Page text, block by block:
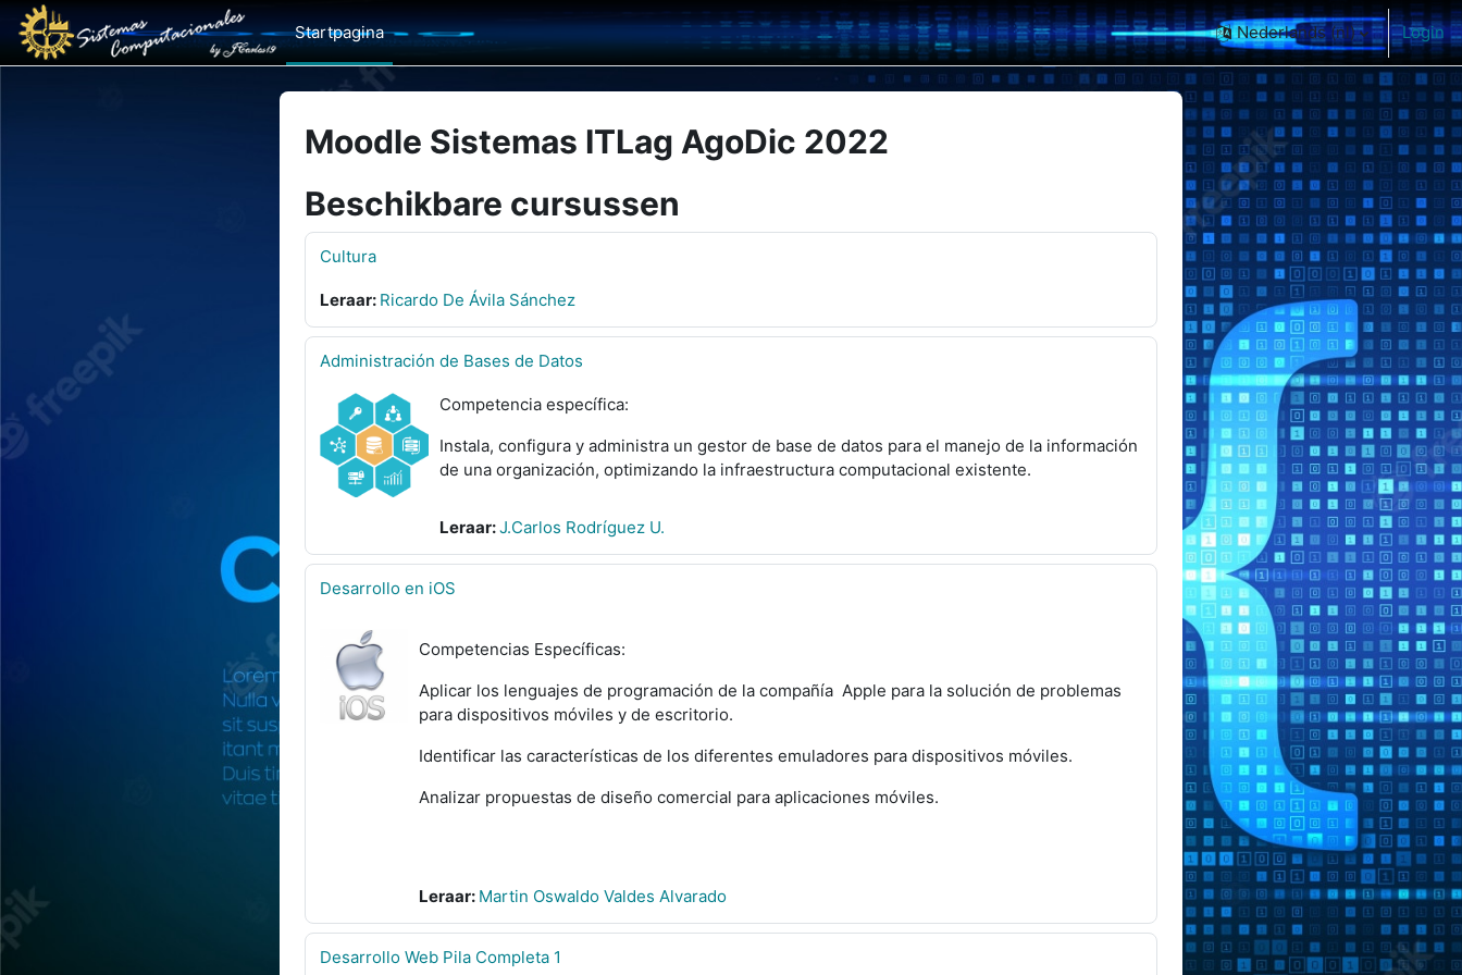
Ga naar hoofdinhoud
Startpagina
Nederlands ‎(nl)‎ Login
Moodle Sistemas ITLag AgoDic 2022
Beschikbare cursussen
Cultura
Leraar: Ricardo De Ávila Sánchez
Administración de Bases de Datos
Competencia específica:
Instala, configura y administra un gestor de base de datos para el manejo de la información
de una organización, optimizando la infraestructura computacional existente.
Leraar:J.Carlos Rodríguez U.
Desarrollo en iOS
Competencias Específicas:
Aplicar los lenguajes de programación de la compañía Apple para la solución de problemas
para dispositivos móviles y de escritorio.
Identificar las características de los diferentes emuladores para dispositivos móviles.
Analizar propuestas de diseño comercial para aplicaciones móviles.
Leraar: Martin Oswaldo Valdes Alvarado
Desarrollo Web Pila Completa 1